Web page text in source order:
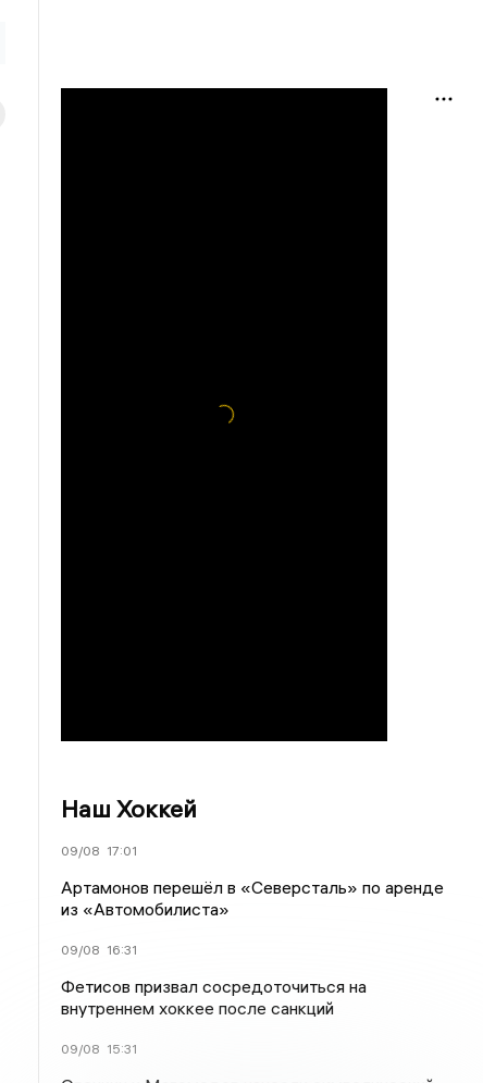
Наш Хоккей
09/08 17:01
Артамонов перешёл в «Северсталь» по аренде
из «Автомобилиста»
09/08 16:31
Фетисов призвал сосредоточиться на
внутреннем хоккее после санкций
09/08 15:31